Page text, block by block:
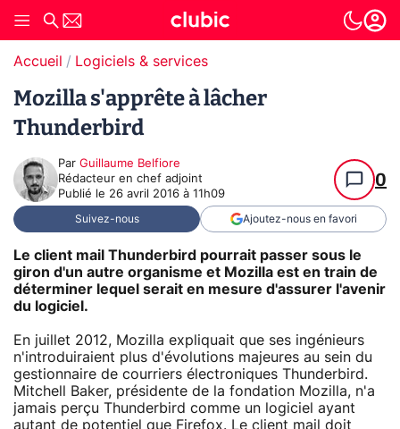
Accueil Logiciels & services
Mozilla s'apprête à lâcher
Thunderbird
Par Guillaume Belfiore
Rédacteur en chef adjoint
Publié le 26 avril 2016 à 11h09
0
Suivez-nous Ajoutez-nous en favori
Le client mail Thunderbird pourrait passer sous le
giron d'un autre organisme et Mozilla est en train de
déterminer lequel serait en mesure d'assurer l'avenir
du logiciel.
En juillet 2012, Mozilla expliquait que ses ingénieurs
n'introduiraient plus d'évolutions majeures au sein du
gestionnaire de courriers électroniques Thunderbird.
Mitchell Baker, présidente de la fondation Mozilla, n'a
jamais perçu Thunderbird comme un logiciel ayant
autant de potentiel que Firefox. Le client mail doit